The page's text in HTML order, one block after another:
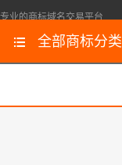
专业的商标域名交易平台
全部商标分类